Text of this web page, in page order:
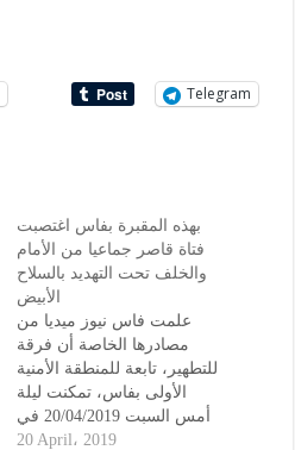
Telegram
بهذه المقبرة بفاس اغتصبت
فتاة قاصر جماعيا من الأمام
والخلف تحت التهديد بالسلاح
الأبيض
علمت فاس نيوز ميديا من
مصادرها الخاصة أن فرقة
للتطهير، تابعة للمنطقة الأمنية
الأولى بفاس، تمكنت ليلة
أمس السبت 20/04/2019 في
حدود الساعة التاسعة و
20 April، 2019